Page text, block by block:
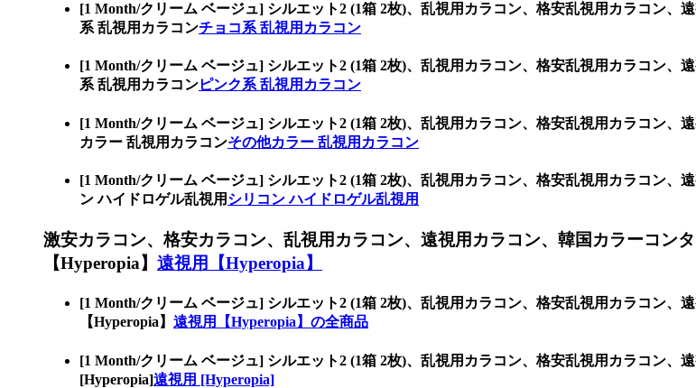
[1 Month/クリーム ベージュ] シルエット2 (1箱 2枚)、乱視用カラコン、格安乱視用カラコン
系 乱視用カラコンチョコ系 乱視用カラコン
[1 Month/クリーム ベージュ] シルエット2 (1箱 2枚)、乱視用カラコン、格安乱視用カラコン
系 乱視用カラコンピンク系 乱視用カラコン
[1 Month/クリーム ベージュ] シルエット2 (1箱 2枚)、乱視用カラコン、格安乱視用カラコン
カラー 乱視用カラコンその他カラー 乱視用カラコン
[1 Month/クリーム ベージュ] シルエット2 (1箱 2枚)、乱視用カラコン、格安乱視用カラコン
ン ハイドロゲル乱視用 シリコン ハイドロゲル乱視用
激安カラコン、格安カラコン、乱視用カラコン、遠視用カラコン、韓国カラーコン
【Hyperopia】 遠視用【Hyperopia】
[1 Month/クリーム ベージュ] シルエット2 (1箱 2枚)、乱視用カラコン、格安乱視用カラコン
【Hyperopia】 遠視用【Hyperopia】の全商品
[1 Month/クリーム ベージュ] シルエット2 (1箱 2枚)、乱視用カラコン、格安乱視用カラコン
[Hyperopia]遠視用 [Hyperopia]